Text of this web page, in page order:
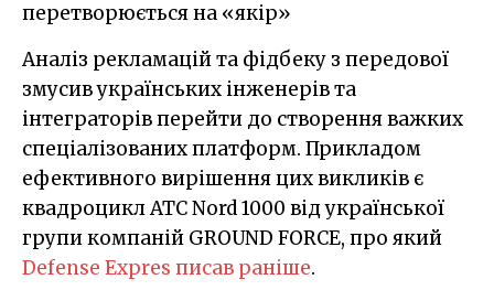
перетворюється на «якір»
Аналіз рекламацій та фідбеку з передової
змусив українських інженерів та
інтеграторів перейти до створення важких
спеціалізованих платформ. Прикладом
ефективного вирішення цих викликів є
квадроцикл ATC Nord 1000 від української
групи компаній GROUND FORCE, про який
Defense Expres писав раніше.